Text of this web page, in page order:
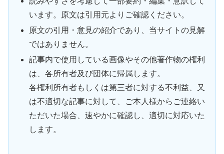
います。原文は引用元よりご確認ください。
原文の引用・意見の紹介であり、当サイトの見解
ではありません。
記事内で使用している画像やその他著作物の権利
は、各所有者及び団体に帰属します。
各権利所有者もしくは第三者に対する不利益、又
は不適切な記事に対して、ご本人様からご連絡い
ただいた場合、速やかに確認し、適切に対応いた
します。